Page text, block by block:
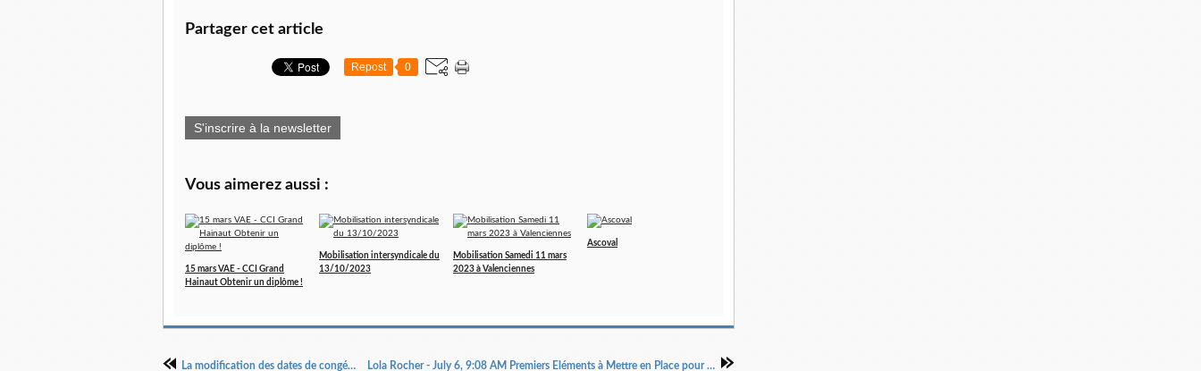
Partager cet article
Repost 0
S'inscrire à la newsletter
Vous aimerez aussi :
15 mars VAE - CCI Grand
Hainaut Obtenir un diplôme !
Mobilisation intersyndicale du
13/10/2023
Mobilisation Samedi 11 mars
2023 à Valenciennes
Ascoval
La modification des dates de congés est-elle possible ? Lola Rocher - July 6, 9:08 AM Premiers Eléments à Mettre en Place pour un Salarié en Souffrance au Travail